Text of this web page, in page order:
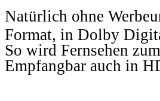
Natürlich ohne
Format, in Dolby
So wird Fernsehen
Empfangbar auch in